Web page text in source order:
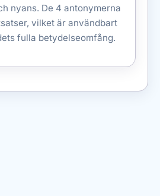
nyans. De 4 antonymerna
vilket är användbart
fulla betydelseomfång.